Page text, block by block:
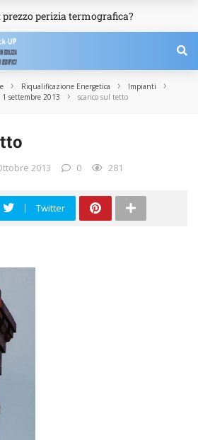
prezzo perizia termografica?
› Riqualificazione Energetica › Impianti ›
1 settembre 2013 › scarico sul tetto
2013 0 281
Twitter